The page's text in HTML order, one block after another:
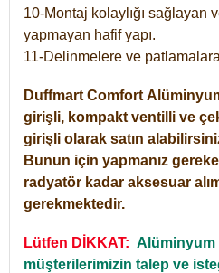
10-Montaj kolaylığı sağlayan
yapmayan hafif yapı.
11-Delinmelere ve
Duffmart Comfort
girişli, kompakt ventilli ve
girişli olarak satın
Bunun için yapmanız
radyatör kadar aksesuar
gerekmektedir.
Lütfen DİKKAT: Alüminyum
müşterilerimizin talep ve